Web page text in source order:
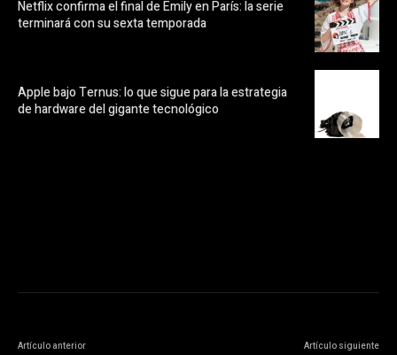
Netflix confirma el final de Emily en París: la serie
terminará con su sexta temporada
Apple bajo Ternus: lo que sigue para la estrategia
de hardware del gigante tecnológico
Artículo anterior Artículo siguiente